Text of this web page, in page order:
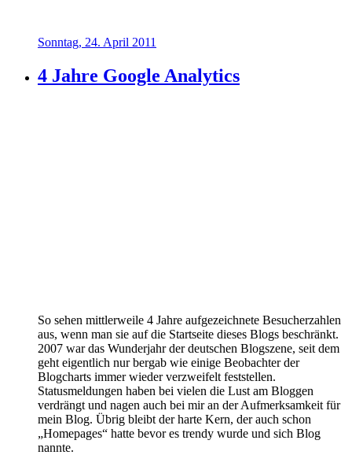
Sonntag, 24. April 2011
4 Jahre Google Analytics
So sehen mittlerweile 4 Jahre aufgezeichnete Besucherzahlen
aus, wenn man sie auf die Startseite dieses Blogs beschränkt.
2007 war das Wunderjahr der deutschen Blogszene, seit dem
geht eigentlich nur bergab wie einige Beobachter der
Blogcharts immer wieder verzweifelt feststellen.
Statusmeldungen haben bei vielen die Lust am Bloggen
verdrängt und nagen auch bei mir an der Aufmerksamkeit für
mein Blog. Übrig bleibt der harte Kern, der auch schon
„Homepages“ hatte bevor es trendy wurde und sich Blog
nannte.